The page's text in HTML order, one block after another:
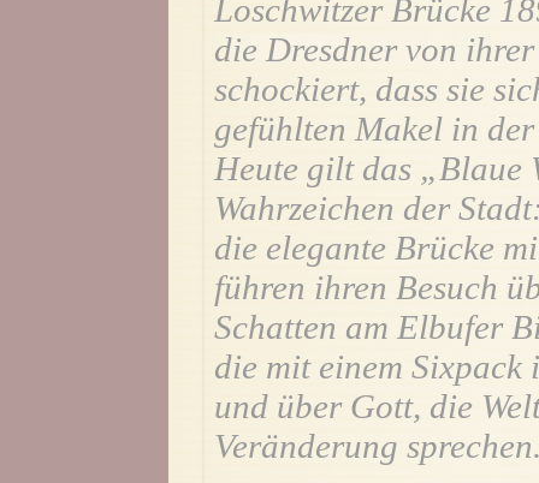
Loschwitzer Brücke
die Dresdner von
schockiert, dass sie
gefühlten Makel in
Heute gilt das „Blaue
Wahrzeichen der
die elegante Brücke
führen ihren Besuch
Schatten am Elbufer
die mit einem
und über Gott, die
Veränderung